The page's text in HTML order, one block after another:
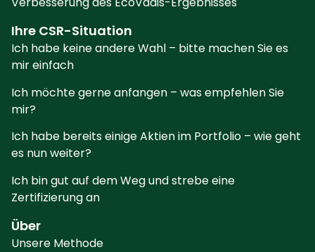
Ihre CSR-Situation
Ich habe keine andere Wahl – bitte machen Sie es
mir einfach
Ich möchte gerne anfangen – was empfehlen Sie
mir?
Ich habe bereits einige Aktien im Portfolio – wie geht
es nun weiter?
Ich bin gut auf dem Weg und strebe eine
Zertifizierung an
Über
Unsere Methode